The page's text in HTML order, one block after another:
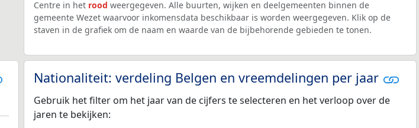
Centre in het rood weergegeven. Alle buurten, wijken en deelgemeenten binnen de
gemeente Wezet waarvoor inkomensdata beschikbaar is worden weergegeven. Klik op de
staven in de grafiek om de naam en waarde van de bijbehorende gebieden te tonen.
Nationaliteit: verdeling Belgen en vreemdelingen per jaar
Gebruik het filter om het jaar van de cijfers te selecteren en het verloop over de
jaren te bekijken: